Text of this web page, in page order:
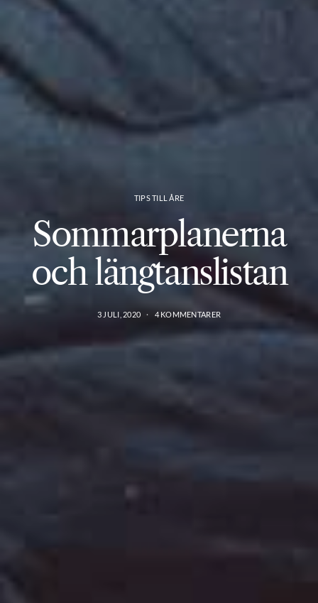
TIPS TILL ÅRE
Sommarplanerna
och längtanslistan
3 JULI, 2020 4 KOMMENTARER